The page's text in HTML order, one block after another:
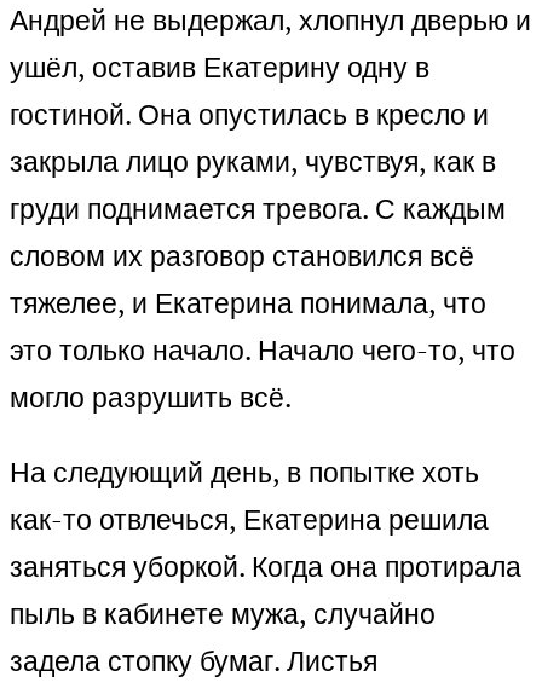
Андрей не выдержал, хлопнул дверью и
ушёл, оставив Екатерину одну в
гостиной. Она опустилась в кресло и
закрыла лицо руками, чувствуя, как в
груди поднимается тревога. С каждым
словом их разговор становился всё
тяжелее, и Екатерина понимала, что
это только начало. Начало чего-то, что
могло разрушить всё.
На следующий день, в попытке хоть
как-то отвлечься, Екатерина решила
заняться уборкой. Когда она протирала
пыль в кабинете мужа, случайно
задела стопку бумаг. Листья